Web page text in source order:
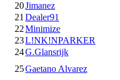
20Jimanez
21Dealer91
22Minimize
23L!NK!NPARKER
24G.Glansrijk
25Gaetano Alvarez